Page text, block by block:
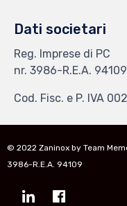
Dati societari
Reg. Imprese di PC
nr. 3986-R.E.A. 94109
Cod. Fisc. e P. IVA
© 2022 Zaninox by Team
3986-R.E.A. 94109